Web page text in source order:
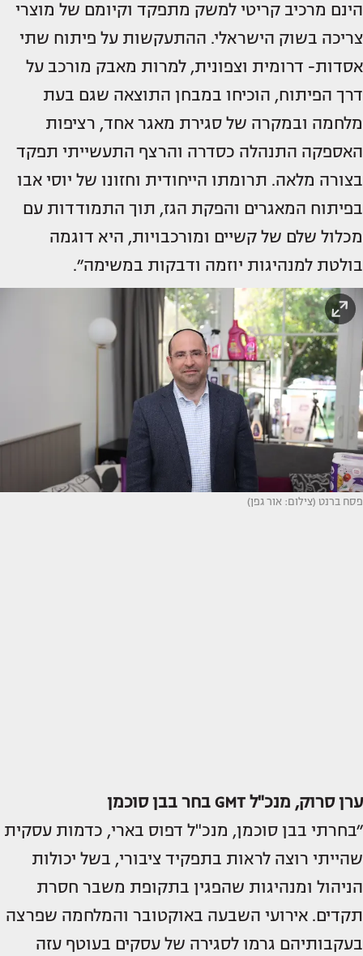
הינם מרכיב קריטי למשק מתפקד וקיומם של מוצרי
צריכה בשוק הישראלי. ההתעקשות על פיתוח שתי
אסדות- דרומית וצפונית, למרות מאבק מורכב על
דרך הפיתוח, הוכיחו במבחן התוצאה שגם בעת
מלחמה ובמקרה של סגירת מאגר אחד, רציפות
האספקה התנהלה כסדרה והרצף התעשייתי תפקד
בצורה מלאה. תרומתו הייחודית וחזונו של יוסי אבו
בפיתוח המאגרים והפקת הגז, תוך התמודדות עם
מכלול שלם של קשיים ומורכבויות, היא דוגמה
בולטת למנהיגות יוזמה ודבקות במשימה״.
פסח ברנט (צילום: אור גפן)
ערן סרוק, מנכ"ל GMT בחר בבן סוכמן
״בחרתי בבן סוכמן, מנכ"ל דפוס בארי, כדמות עסקית
שהייתי רוצה לראות בתפקיד ציבורי, בשל יכולות
הניהול ומנהיגות שהפגין בתקופת משבר חסרת
תקדים. אירועי השבעה באוקטובר והמלחמה שפרצה
בעקבותיהם גרמו לסגירה של עסקים בעוטף עזה